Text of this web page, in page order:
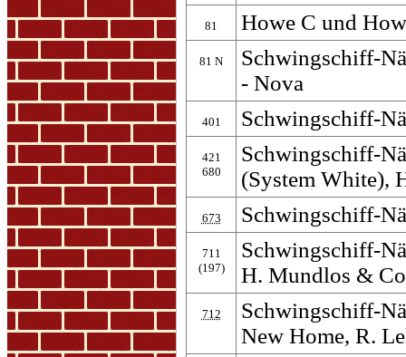
81 Howe C und
81 N
Schwingschiff-
- Nova
401 Schwingschiff-
421
680
Schwingschiff-
(System White),
673 Schwingschiff-
711
(197)
Schwingschiff-
H. Mundlos & Co
712
Schwingschiff-
New Home, R.